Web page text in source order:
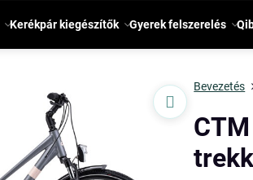
Kerékpár kiegészítők Gyerek felszerelés
Bevezetés